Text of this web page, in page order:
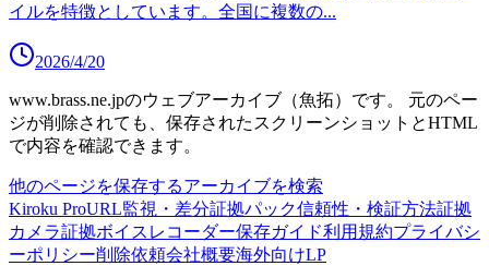
イルを特徴としています。全国に複数の...
2026/4/20
www.brass.ne.jpのウェブアーカイブ（魚拓）です。
元のペー
ジが削除されても、保存されたスクリーンショットとHTML
で内容を確認できます。
他のページを保存するアーカイブを検索
Kiroku ProURL監視・差分証拠パック信頼性・検証方法証拠
カメラ証拠ボイスレコーダー保存ガイド利用規約プライバシ
ーポリシー削除依頼会社概要海外向けLP